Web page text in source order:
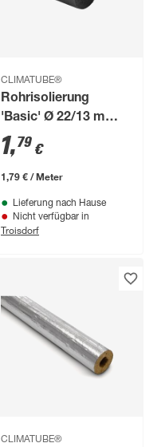
CLIMATUBE®
Rohrisolierung
'Basic' Ø 22/13 mm
Dämmstärke
vorgeschlitzt, 1 m
1,79 €
1,79 € / Meter
Lieferung nach Hause
Nicht verfügbar in
Troisdorf
CLIMATUBE®